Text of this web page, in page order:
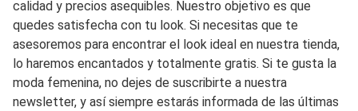
calidad y precios asequibles. Nuestro objetivo es que
quedes satisfecha con tu look. Si necesitas que te
asesoremos para encontrar el look ideal en nuestra tienda,
lo haremos encantados y totalmente gratis. Si te gusta la
moda femenina, no dejes de suscribirte a nuestra
newsletter, y así siempre estarás informada de las últimas